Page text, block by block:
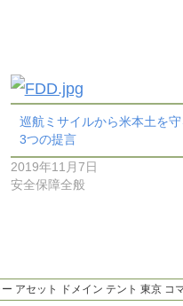
巡航ミサイルから米本土を
3つの提言
2019年11月7日
安全保障全般
アセット ドメイン テント 東京 コ